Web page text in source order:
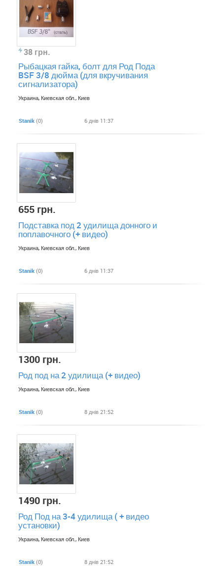
38 грн.
​Рыбацкая гайка, болт для Род Пода
BSF 3/8 дюйма (для вкручивания
сигнализатора)
Украина, Киевская обл., Киев
Stanik (0) 6 днів 11:37
655 грн.
Подставка под 2 удилища донного и
поплавочного (+ видео)
Украина, Киевская обл., Киев
Stanik (0) 6 днів 11:37
1300 грн.
Род под на 2 удилища (+ видео)
Украина, Киевская обл., Киев
Stanik (0) 8 днів 21:52
1490 грн.
Род Под на 3-4 удилища ( + видео
установки)
Украина, Киевская обл., Киев
Stanik (0) 8 днів 21:52